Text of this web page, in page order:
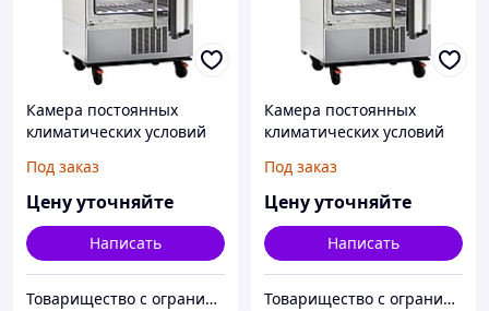
Камера постоянных
климатических условий
освещением
Под заказ
Цену уточняйте
Написать
Товарищество с ограниченной ответственностью "Alpha Plus"
Камера постоянных
климатических условий
контролем CO2
Под заказ
Цену уточняйте
Написать
Товарищество с ограниченной ответственностью "Alpha Plus"